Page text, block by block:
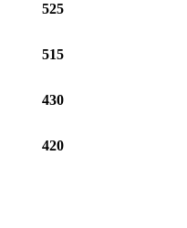
525
515
430
420